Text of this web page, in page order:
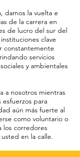
damos la vuelta e
de la carrera en
de lucro del sur del
clave
constantemente
servicios
y ambientales
a nosotros mientras
para
aún más fuerte al
como voluntario o
los corredores
en la calle.